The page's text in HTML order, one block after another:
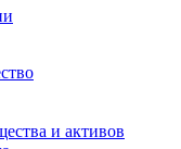
и активов